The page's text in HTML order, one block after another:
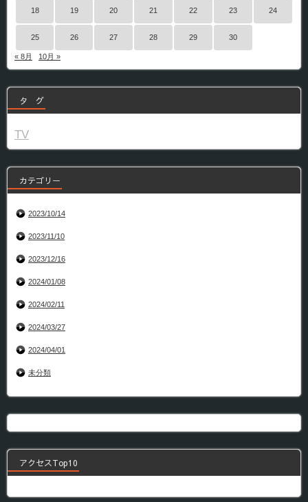
18 19 20 21 22 23 24
25 26 27 28 29 30
« 8月 10月 »
タ グ
TV
カテゴリー
2023/10/14
2023/11/10
2023/12/16
2024/01/08
2024/02/11
2024/03/27
2024/04/01
未分類
アクセスTop10